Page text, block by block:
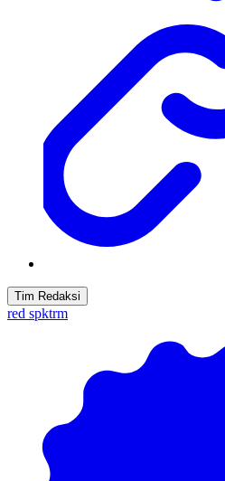
Tim Redaksi
red spktrm